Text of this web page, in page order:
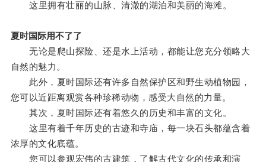
这里拥有壮丽的山脉、清澈的湖泊和美丽的海滩。
夏时国际用不了了
无论是爬山探险、还是水上活动，都能让您充分领略大
自然的魅力。
此外，夏时国际还有许多自然保护区和野生动植物园，
您可以近距离观赏各种珍稀动物，感受大自然的力量。
其次，夏时国际还有着悠久的历史和丰富的文化。
这里有着千年历史的古迹和寺庙，每一块石头都蕴含着
浓厚的文化底蕴。
您可以参观宏伟的古建筑，了解古代文化的传承和演